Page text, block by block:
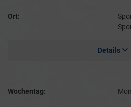
Ort:
Details
Wochentag: